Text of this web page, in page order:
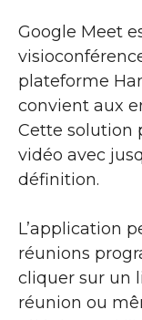
Google Meet
plateforme
convient aux
Cette solution
vidéo avec
définition.
L’application
réunions
cliquer sur un
réunion ou